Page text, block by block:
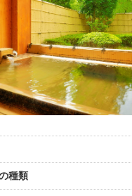
種類